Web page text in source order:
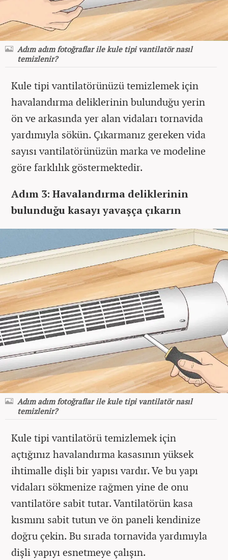
Adım adım fotoğraflar ile kule tipi vantilatör nasıl
temizlenir?
Kule tipi vantilatörünüzü temizlemek için
havalandırma deliklerinin bulunduğu yerin
ön ve arkasında yer alan vidaları tornavida
yardımıyla sökün. Çıkarmanız gereken vida
sayısı vantilatörünüzün marka ve modeline
göre farklılık göstermektedir.
Adım 3: Havalandırma deliklerinin
bulunduğu kasayı yavaşça çıkarın
Adım adım fotoğraflar ile kule tipi vantilatör nasıl
temizlenir?
Kule tipi vantilatörü temizlemek için
açtığınız havalandırma kasasının yüksek
ihtimalle dişli bir yapısı vardır. Ve bu yapı
vidaları sökmenize rağmen yine de onu
vantilatöre sabit tutar. Vantilatörün kasa
kısmını sabit tutun ve ön paneli kendinize
doğru çekin. Bu sırada tornavida yardımıyla
dişli yapıyı esnetmeye çalışın.